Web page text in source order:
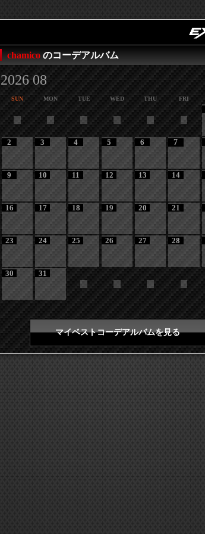
chamico のコーデアルバム
2026 08
SUN MON TUE WED THU FRI
2 3 4 5 6 7
9 10 11 12 13 14
16 17 18 19 20 21
23 24 25 26 27 28
30 31
マイベストコーデアルバムを見る